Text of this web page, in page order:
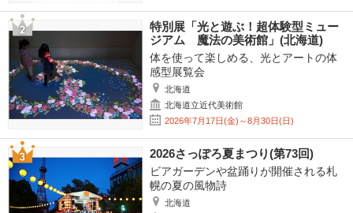
特別展「光と遊ぶ！超体験型ミュー
ジアム 魔法の美術館」(北海道)
体を使って楽しめる、光とアートの体
感型展覧会
北海道
北海道立近代美術館
2026年7月17日(金)～8月30日(日)
2026さっぽろ夏まつり(第73回)
ビアガーデンや盆踊りが開催される札
幌の夏の風物詩
北海道